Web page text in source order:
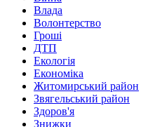
Влада
Волонтерство
Гроші
ДТП
Екологія
Економіка
Житомирський район
Звягельський район
Здоров'я
Знижки